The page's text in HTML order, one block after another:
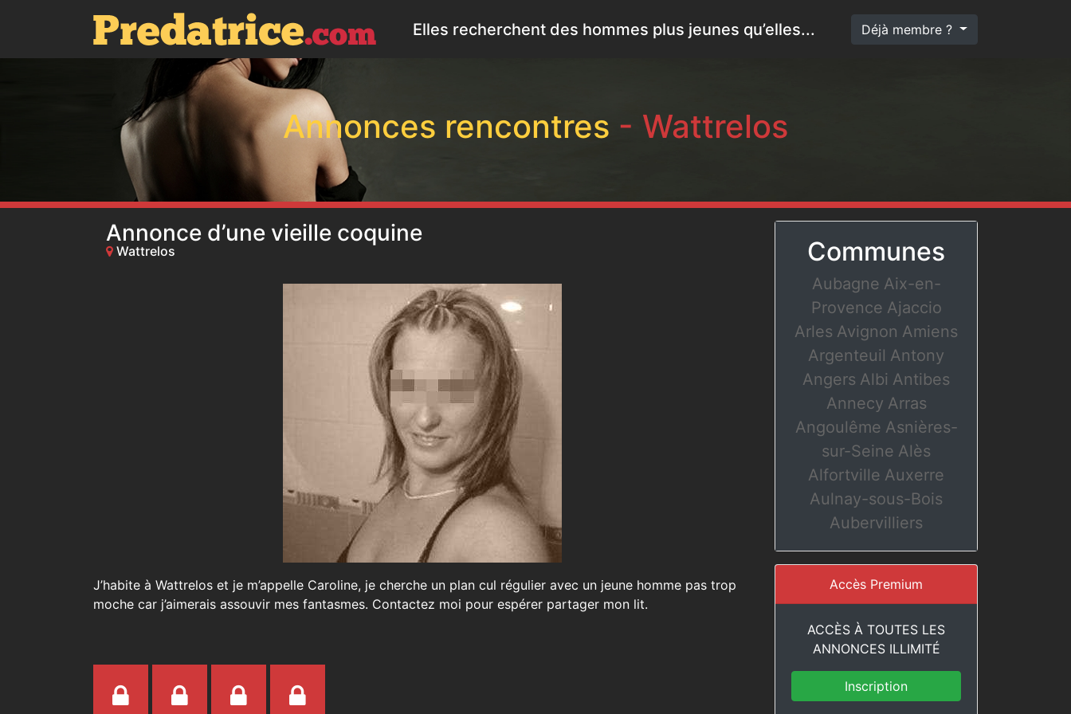
Elles recherchent des hommes plus jeunes qu’elles... Déjà membre ?
Annonces rencontres - Wattrelos
Annonce d’une vieille coquine
Wattrelos
J’habite à Wattrelos et je m’appelle Caroline, je cherche un plan cul régulier avec un jeune homme pas trop
moche car j’aimerais assouvir mes fantasmes. Contactez moi pour espérer partager mon lit.
Communes
Aubagne Aix-en-
Provence Ajaccio
Arles Avignon Amiens
Argenteuil Antony
Angers Albi Antibes
Annecy Arras
Angoulême Asnières-
sur-Seine Alès
Alfortville Auxerre
Aulnay-sous-Bois
Aubervilliers
Accès Premium
ACCÈS À TOUTES LES
ANNONCES ILLIMITÉ
Inscription